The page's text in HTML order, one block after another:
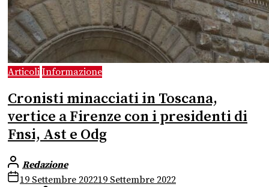
Articoli Informazione
Cronisti minacciati in Toscana,
vertice a Firenze con i presidenti di
Fnsi, Ast e Odg
Redazione
19 Settembre 202219 Settembre 2022